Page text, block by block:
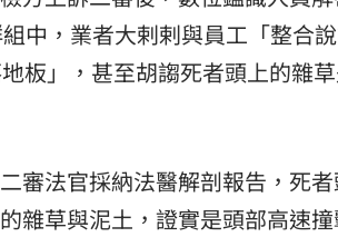
中，業者大剌剌與員工「整合
板」，甚至胡謅死者頭上的雜
審法官採納法醫解剖報告，死
雜草與泥土，證實是頭部高速撞